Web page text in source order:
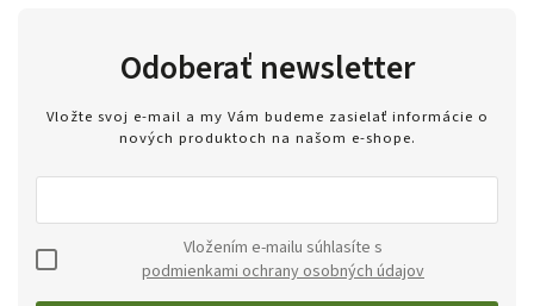
Odoberať newsletter
Vložte svoj e-mail a my Vám budeme zasielať informácie o
nových produktoch na našom e-shope.
podmienkami ochrany osobných údajov